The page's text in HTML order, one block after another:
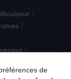
de
/
/
/
/